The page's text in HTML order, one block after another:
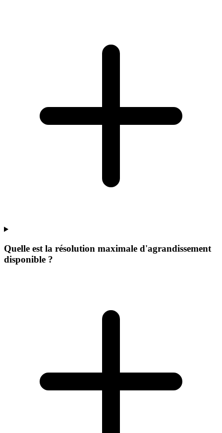
Quelle est la résolution maximale d'agrandissement
disponible ?